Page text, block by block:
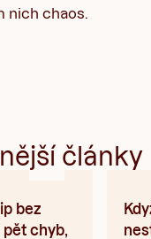
nich chaos.
články
bez
chyb,